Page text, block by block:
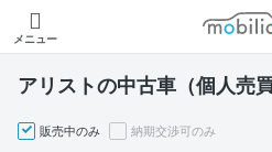
メニュー
モビ
アリストの中古車（個人売
販売中のみ 納期交渉可のみ